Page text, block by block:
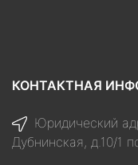
КОНТАКТНАЯ
Юридический
Дубнинская, д.10/1